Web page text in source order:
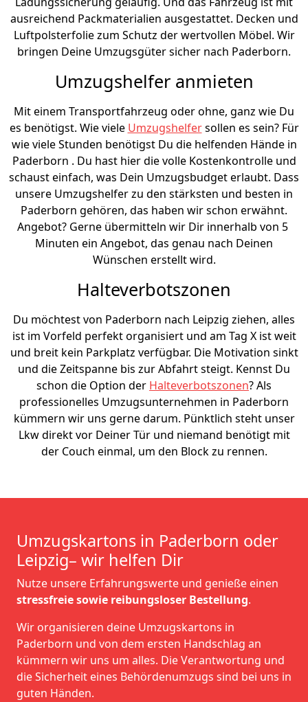
ausreichend Packmaterialien ausgestattet. Decken und
Luftpolsterfolie zum Schutz der wertvollen Möbel. Wir
bringen Deine Umzugsgüter sicher nach Paderborn.
Umzugshelfer anmieten
Mit einem Transportfahrzeug oder ohne, ganz wie Du
es benötigst. Wie viele Umzugshelfersollen es sein? Für
wie viele Stunden benötigst Du die helfenden Hände in
Paderborn . Du hast hier die volle Kostenkontrolle und
schaust einfach, was Dein Umzugsbudget erlaubt. Dass
unsere Umzugshelfer zu den stärksten und besten in
Paderborn gehören, das haben wir schon erwähnt.
Angebot? Gerne übermitteln wir Dir innerhalb von 5
Minuten ein Angebot, das genau nach Deinen
Wünschen erstellt wird.
Halteverbotszonen
Du möchtest von Paderborn nach Leipzig ziehen, alles
ist im Vorfeld perfekt organisiert und am Tag X ist weit
und breit kein Parkplatz verfügbar. Die Motivation sinkt
und die Zeitspanne bis zur Abfahrt steigt. Kennst Du
schon die Option der Halteverbotszonen? Als
professionelles Umzugsunternehmen in Paderborn
kümmern wir uns gerne darum. Pünktlich steht unser
Lkw direkt vor Deiner Tür und niemand benötigt mit
der Couch einmal, um den Block zu rennen.
Umzugskartons in Paderborn oder
Leipzig– wir helfen Dir
Nutze unsere Erfahrungswerte und genieße einen
stressfreie sowie reibungsloser Bestellung.
Wir organisieren deine Umzugskartons in
Paderborn und von dem ersten Handschlag an
kümmern wir uns um alles. Die Verantwortung und
die Sicherheit eines Behördenumzugs sind bei uns in
guten Händen.